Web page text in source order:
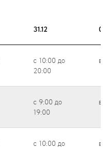
31.12
с 10:00 до
20:00
с 9:00 до
19:00
с 10:00 до